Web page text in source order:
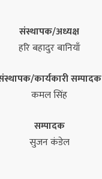
संस्थापक/अध्यक्ष
हरि बहादुर बानियाँ
कार्यकारी सम्पादक
कमल सिंह
सम्पादक
सुजन कंडेल